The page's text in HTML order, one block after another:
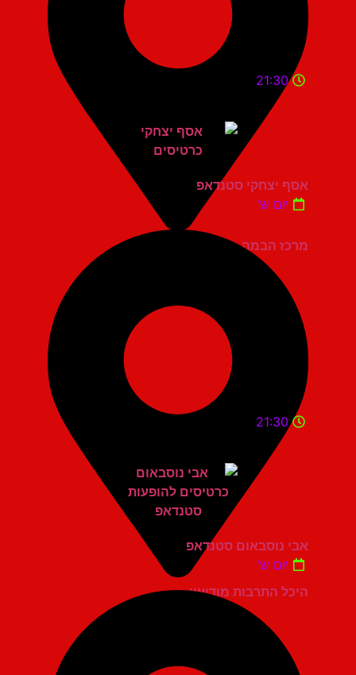
מרכז הבמה גני תקווה
21:30
אסף יצחקי סטנדאפ
יום ש'
היכל התרבות מודיעין
21:30
אבי נוסבאום סטנדאפ
יום ש'